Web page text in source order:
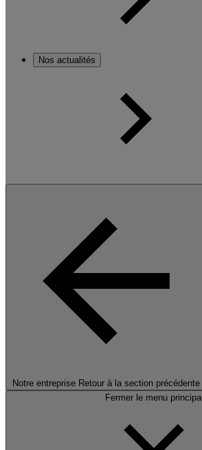
Nos actualités
Notre entreprise Retour à la section précédente
Fermer le menu principal